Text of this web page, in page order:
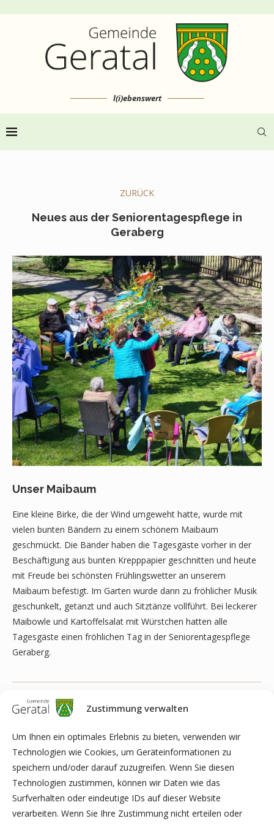
Zustimmung verwalten
Um Ihnen ein optimales Erlebnis zu bieten, verwenden wir
Technologien wie Cookies, um Geräteinformationen zu
speichern und/oder darauf zuzugreifen. Wenn Sie diesen
Technologien zustimmen, können wir Daten wie das
Surfverhalten oder eindeutige IDs auf dieser Website
verarbeiten. Wenn Sie Ihre Zustimmung nicht erteilen oder
l(i)ebenswert
ZURÜCK
Neues aus der Seniorentagespflege in
Geraberg
Unser Maibaum
Eine kleine Birke, die der Wind umgeweht hatte, wurde mit
vielen bunten Bändern zu einem schönem Maibaum
geschmückt. Die Bänder haben die Tagesgäste vorher in der
Beschäftigung aus bunten Krepppapier geschnitten und heute
mit Freude bei schönsten Frühlingswetter an unserem
Maibaum befestigt. Im Garten wurde dann zu fröhlicher Musik
geschunkelt, getanzt und auch Sitztänze vollführt. Bei leckerer
Maibowle und Kartoffelsalat mit Würstchen hatten alle
Tagesgäste einen fröhlichen Tag in der Seniorentagespflege
Geraberg.
Text und Bilder: Team Seniorentagespflege Geraberg